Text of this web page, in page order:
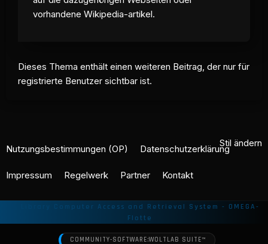
vorhandene Wikipedia-artikel.
Dieses Thema enthält einen weiteren Beitrag, der nur für
registrierte Benutzer sichtbar ist.
Stil ändern
Nutzungsbestimmungen (OP) Datenschutzerklärung
Impressum Regelwerk Partner Kontakt
COMMUNITY-SOFTWARE:WOLTLAB SUITE™